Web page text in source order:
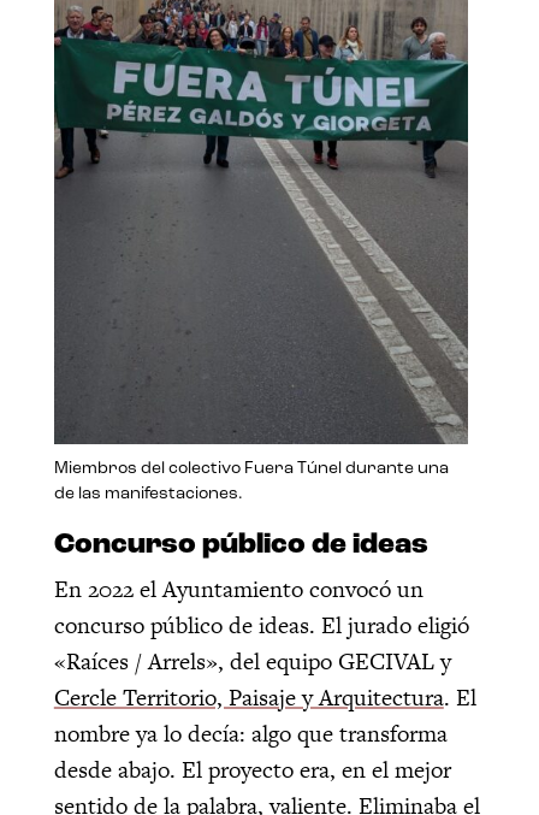
Miembros del colectivo Fuera Túnel durante una
de las manifestaciones.
Concurso público de ideas
En 2022 el Ayuntamiento convocó un
concurso público de ideas. El jurado eligió
«Raíces / Arrels», del equipo GECIVAL y
Cercle Territorio, Paisaje y Arquitectura. El
nombre ya lo decía: algo que transforma
desde abajo. El proyecto era, en el mejor
sentido de la palabra, valiente. Eliminaba el